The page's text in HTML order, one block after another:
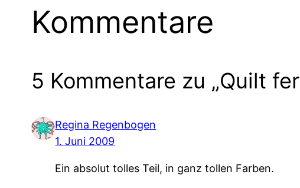
Kommentare
5 Kommentare zu „Quilt
Regina Regenbogen
1. Juni 2009
Ein absolut tolles Teil, in ganz tollen Farben.